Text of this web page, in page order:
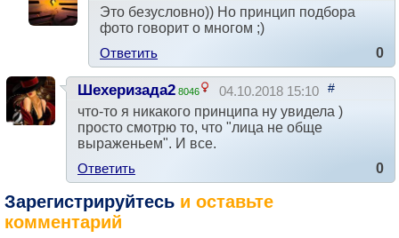
Это безусловно)) Но принцип подбора
фото говорит о многом ;)
Ответить
0
Шехеризада2 8046 04.10.2018 15:10 #
что-то я никакого принципа ну увидела )
просто смотрю то, что "лица не обще
выраженьем". И все.
Ответить
0
Зарегистрируйтесь и оставьте
комментарий